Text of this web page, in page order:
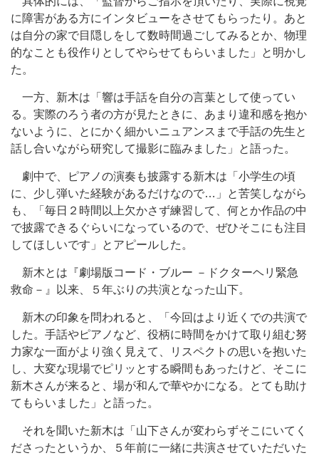
に障害がある方にインタビューをさせてもらったり。あと
は自分の家で目隠しをして数時間過ごしてみるとか、物理
的なことも役作りとしてやらせてもらいました」と明かし
た。
一方、新木は「響は手話を自分の言葉として使ってい
る。実際のろう者の方が見たときに、あまり違和感を抱か
ないように、とにかく細かいニュアンスまで手話の先生と
話し合いながら研究して撮影に臨みました」と語った。
劇中で、ピアノの演奏も披露する新木は「小学生の頃
に、少し弾いた経験があるだけなので…」と苦笑しながら
も、「毎日２時間以上欠かさず練習して、何とか作品の中
で披露できるぐらいになっているので、ぜひそこにも注目
してほしいです」とアピールした。
新木とは『劇場版コード・ブルー －ドクターヘリ緊急
救命－』以来、５年ぶりの共演となった山下。
新木の印象を問われると、「今回はより近くでの共演で
した。手話やピアノなど、役柄に時間をかけて取り組む努
力家な一面がより強く見えて、リスペクトの思いを抱いた
し、大変な現場でピリッとする瞬間もあったけど、そこに
新木さんが来ると、場が和んで華やかになる。とても助け
てもらいました」と語った。
それを聞いた新木は「山下さんが変わらずそこにいてく
ださったというか、５年前に一緒に共演させていただいた